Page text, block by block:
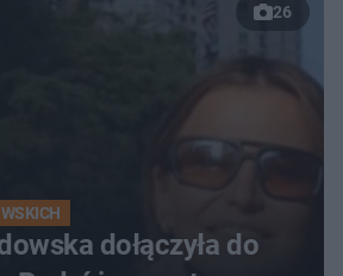
26
dołączyła do